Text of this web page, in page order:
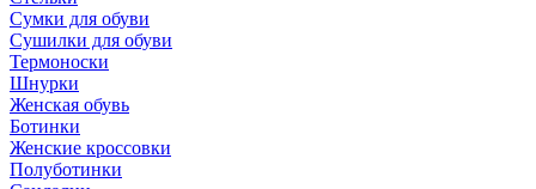
Сумки для обуви
Сушилки для обуви
Термоноски
Шнурки
Женская обувь
Ботинки
Женские кроссовки
Полуботинки